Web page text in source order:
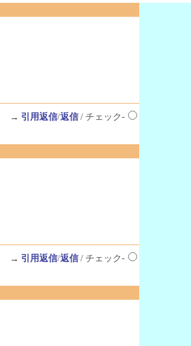
→ 引用返信/返信/ チェック-
→ 引用返信/返信/ チェック-